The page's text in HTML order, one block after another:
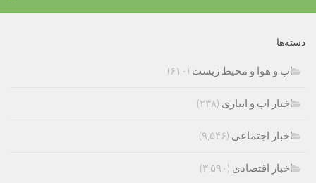
دسته‌ها
اب و هوا و محیط زیست (۶۱۰)
اخبار اب و ابیاری (۲۳۸)
اخبار اجتماعی (۹,۵۴۶)
اخبار اقتصادی (۳,۵۹۰)